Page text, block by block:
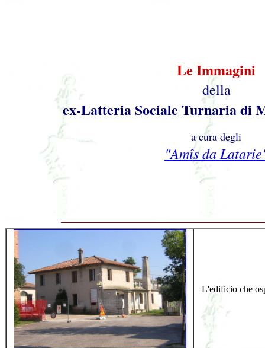
Le Immagini
della
ex-Latteria Sociale Turnaria di
a cura degli
"Amîs da
L'edificio che